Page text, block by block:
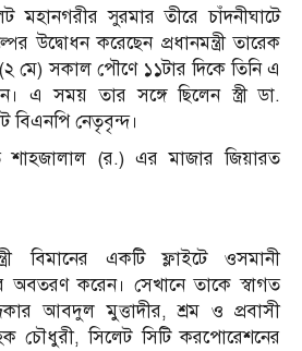
মহানগরীর সুরমার তীরে চাঁদনীঘাটে
উদ্বোধন করেছেন প্রধানমন্ত্রী তারেক
মে) সকাল পৌণে ১১টার দিকে তিনি এ
এ সময় তার সঙ্গে ছিলেন স্ত্রী ডা.
বিএনপি নেতৃবৃন্দ।
(র.) এর মাজার জিয়ারত
বিমানের একটি ফ্লাইটে ওসমানী
অবতরণ করেন। সেখানে তাকে স্বাগত
আবদুল মুত্তাদীর, শ্রম ও প্রবাসী
চৌধুরী, সিলেট সিটি করপোরেশনের